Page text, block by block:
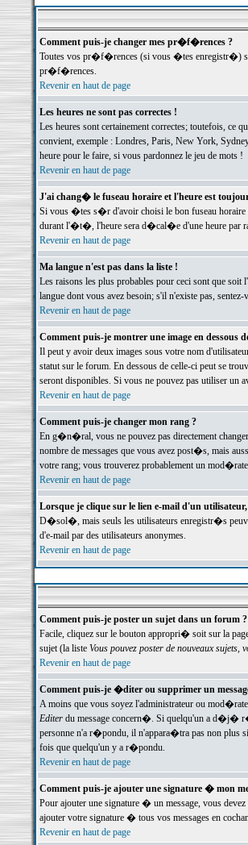
Comment puis-je changer mes pr�f�rences ?
Toutes vos pr�f�rences (si vous �tes enregistr�)
pr�f�rences.
Revenir en haut de page
Les heures ne sont pas correctes !
Les heures sont certainement correctes; toutefois,
convient, exemple : Londres, Paris, New York,
heure pour le faire, si vous pardonnez le jeu de mots !
Revenir en haut de page
J'ai chang� le fuseau horaire et l'heure est
Si vous �tes s�r d'avoir choisi le bon fuseau
durant l'�t�, l'heure sera d�cal�e d'une heure par
Revenir en haut de page
Ma langue n'est pas dans la liste !
Les raisons les plus probables pour ceci sont que
langue dont vous avez besoin; s'il n'existe pas,
Revenir en haut de page
Comment puis-je montrer une image en dessous
Il peut y avoir deux images sous votre nom
statut sur le forum. En dessous de celle-ci peut se
seront disponibles. Si vous ne pouvez pas utiliser un
Revenir en haut de page
Comment puis-je changer mon rang ?
En g�n�ral, vous ne pouvez pas directement
nombre de messages que vous avez post�s, mais
votre rang; vous trouverez probablement un
Revenir en haut de page
Lorsque je clique sur le lien e-mail d'un utilisateur,
D�sol�, mais seuls les utilisateurs enregistr�s
d'e-mail par des utilisateurs anonymes.
Revenir en haut de page
Comment puis-je poster un sujet dans un forum ?
Facile, cliquez sur le bouton appropri� soit sur la
sujet (la liste Vous pouvez poster de nouveaux sujets,
Revenir en haut de page
Comment puis-je �diter ou supprimer un
A moins que vous soyez l'administrateur ou
Editerdu message concern�. Si quelqu'un a d�j�
personne n'a r�pondu, il n'appara�tra pas non plus
fois que quelqu'un y a r�pondu.
Revenir en haut de page
Comment puis-je ajouter une signature � mon
Pour ajouter une signature � un message, vous
ajouter votre signature � tous vos messages en
Revenir en haut de page